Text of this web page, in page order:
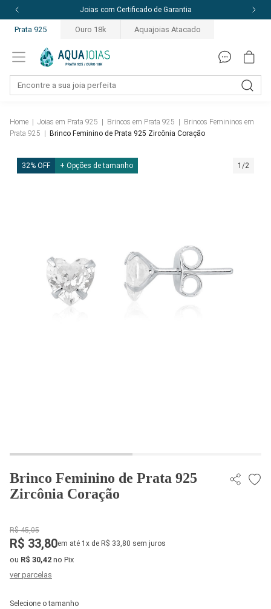
Joias com Certificado de Garantia
Prata 925 Ouro 18k Aquajoias Atacado
Home Joias em Prata 925 Brincos em Prata 925
Brincos Femininos em
Prata 925
Brinco Feminino de Prata 925 Zircônia Coração
32% OFF + Opções de tamanho 1/2
Brinco Feminino de Prata 925
Zircônia Coração
R$ 45,05
R$ 33,80em até 1x de R$ 33,80 sem juros
ou R$ 30,42 no Pix
ver parcelas
Selecione o tamanho